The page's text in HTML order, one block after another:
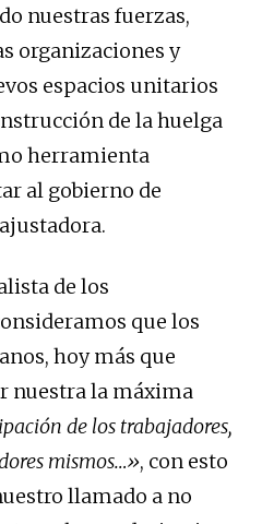
nuestras fuerzas,
organizaciones y
espacios unitarios
de la huelga
herramienta
al gobierno de
de los
que los
hoy más que
nuestra la máxima
de los trabajadores,
mismos…», con esto
llamado a no